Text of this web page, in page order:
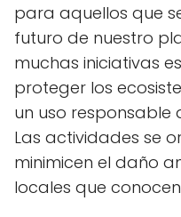
para aquellos que
futuro de nuestro
muchas iniciativas
proteger los
un uso responsable
Las actividades se
minimicen el daño
locales que